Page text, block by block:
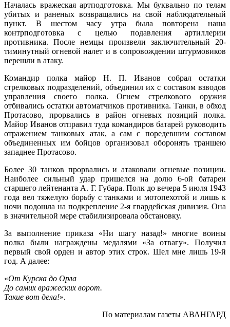
Началась вражеская артподготовка. Мы буквально по телам
убитых и раненых возвращались на свой наблюдательный
пункт. В шестом часу утра была повторена наша
контрподготовка с целью подавления артиллерии
противника. После немцы произвели заключительный 20-
тиминутный огневой налет и в сопровождении штурмовиков
перешли в атаку.
Командир полка майор Н. П. Иванов собрал остатки
стрелковых подразделений, объединил их с составом взводов
управления своего полка. Огнем стрелкового оружия
отбивались остатки автоматчиков противника. Танки, в обход
Протасово, прорвались в район огневых позиций полка.
Майор Иванов отправил туда командиров батарей руководить
отражением танковых атак, а сам с поредевшим составом
объединенных им бойцов организовал оборонять траншею
западнее Протасово.
Более 30 танков прорвались и атаковали огневые позиции.
Наиболее сильный удар пришелся на долю 6-ой батареи
старшего лейтенанта А. Г. Губара. Полк до вечера 5 июля 1943
года вел тяжелую борьбу с танками и мотопехотой и лишь к
ночи подошла на подкрепление 2-я гвардейская дивизия. Она
в значительной мере стабилизировала обстановку.
За выполнение приказа «Ни шагу назад!» многие воины
полка были награждены медалями «За отвагу». Получил
первый свой орден и автор этих строк. Шел мне лишь 19-й
год. А далее:
«От Курска до Орла
До самих вражеских ворот.
Такие вот дела!».
По материалам газеты АВАНГАРД